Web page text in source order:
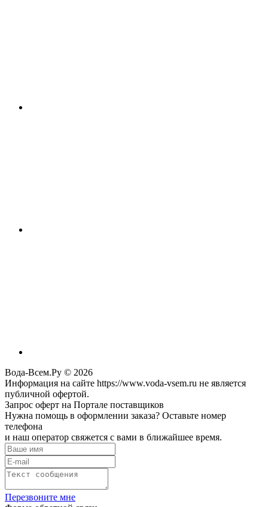
Вода-Всем.Ру © 2026
Информация на сайте https://www.voda-vsem.ru не является
публичной офертой.
Запрос оферт на Портале поставщиков
Нужна помощь в оформлении заказа? Оставьте номер
телефона
и наш оператор свяжется с вами в ближайшее время.
Перезвоните мне